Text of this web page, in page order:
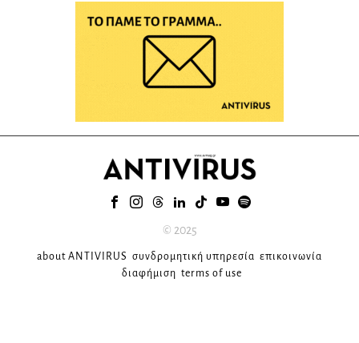
© 2025
about ANTIVIRUS συνδρομητική υπηρεσία επικοινωνία
διαφήμιση terms of use